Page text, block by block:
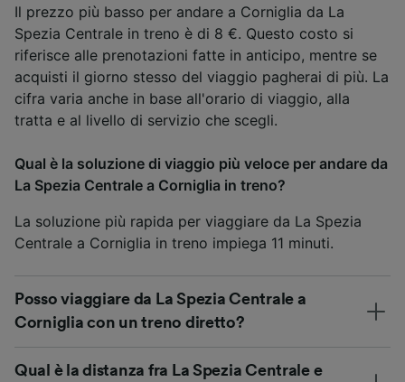
Il prezzo più basso per andare a Corniglia da La
Spezia Centrale in treno è di 8 €. Questo costo si
riferisce alle prenotazioni fatte in anticipo, mentre se
acquisti il giorno stesso del viaggio pagherai di più. La
cifra varia anche in base all'orario di viaggio, alla
tratta e al livello di servizio che scegli.
Qual è la soluzione di viaggio più veloce per andare da
La Spezia Centrale a Corniglia in treno?
La soluzione più rapida per viaggiare da La Spezia
Centrale a Corniglia in treno impiega 11 minuti.
Posso viaggiare da La Spezia Centrale a
Corniglia con un treno diretto?
Qual è la distanza fra La Spezia Centrale e